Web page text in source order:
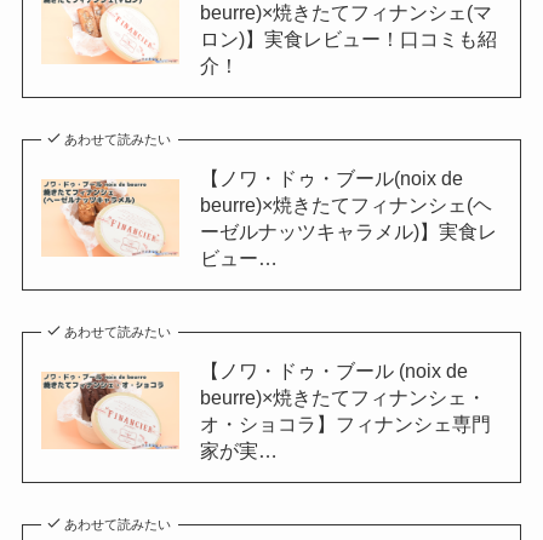
beurre)×焼きたてフィナンシェ(マ
ロン)】実食レビュー！口コミも紹
介！
あわせて読みたい
【ノワ・ドゥ・ブール(noix de
beurre)×焼きたてフィナンシェ(ヘ
ーゼルナッツキャラメル)】実食レ
ビュー…
あわせて読みたい
【ノワ・ドゥ・ブール (noix de
beurre)×焼きたてフィナンシェ・
オ・ショコラ】フィナンシェ専門
家が実…
あわせて読みたい